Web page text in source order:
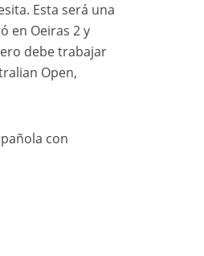
Esta será una
en Oeiras 2 y
debe trabajar
Open,
con